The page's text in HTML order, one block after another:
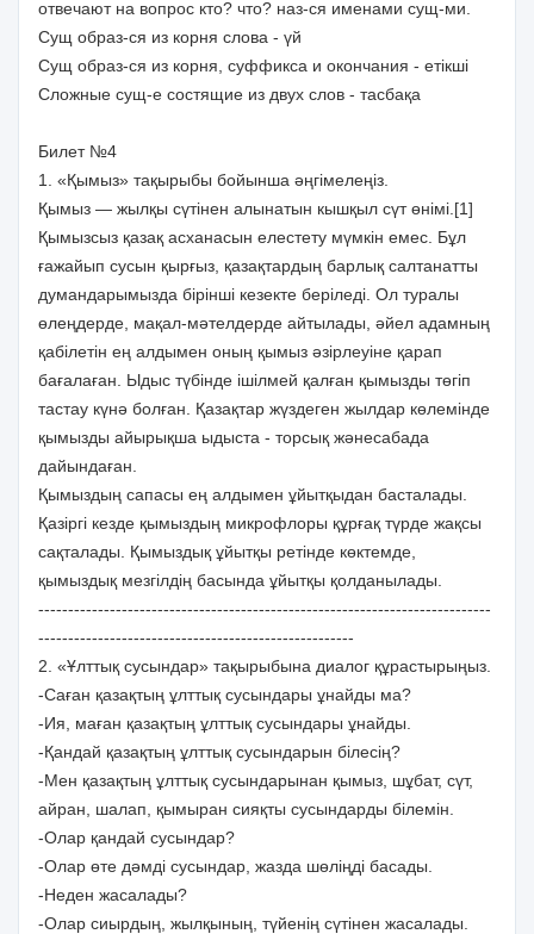
отвечают на вопрос кто? что? наз-ся именами сущ-ми.
Сущ образ-ся из корня слова - үй
Сущ образ-ся из корня, суффикса и окончания - етікші
Сложные сущ-е состящие из двух слов - тасбақа
Билет №4
1. «Қымыз» тақырыбы бойынша әңгімелеңіз.
Қымыз — жылқы сүтінен алынатын кышқыл сүт өнімі.[1]
Қымызсыз қазақ асханасын елестету мүмкiн емес. Бұл
ғажайып сусын қырғыз, қазақтардың барлық салтанатты
думандарымызда бiрiншi кезекте берiледi. Ол туралы
өлеңдерде, мақал-мәтелдерде айтылады, әйел адамның
қабiлетiн ең алдымен оның қымыз әзiрлеуiне қарап
бағалаған. Ыдыс түбiнде iшiлмей қалған қымызды төгiп
тастау күнә болған. Қазақтар жүздеген жылдар көлемiнде
қымызды айырықша ыдыста - торсық жәнесабада
дайындаған.
Қымыздың сапасы ең алдымен ұйытқыдан басталады.
Қазiргi кезде қымыздың микрофлоры құрғақ түрде жақсы
сақталады. Қымыздық ұйытқы ретiнде көктемде,
қымыздық мезгiлдiң басында ұйытқы қолданылады.
----------------------------------------------------------------------------
-----------------------------------------------------
2. «Ұлттық сусындар» тақырыбына диалог құрастырыңыз.
-Саған қазақтың ұлттық сусындары ұнайды ма?
-Ия, маған қазақтың ұлттық сусындары ұнайды.
-Қандай қазақтың ұлттық сусындарын білесің?
-Мен қазақтың ұлттық сусындарынан қымыз, шұбат, сүт,
айран, шалап, қымыран сияқты сусындарды білемін.
-Олар қандай сусындар?
-Олар өте дәмді сусындар, жазда шөліңді басады.
-Неден жасалады?
-Олар сиырдың, жылқының, түйенің сүтінен жасалады.